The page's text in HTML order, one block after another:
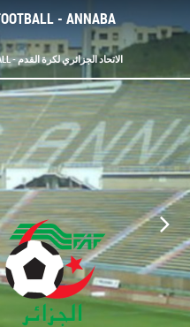
- ANNABA
FÉDÉRATION ALGÉRIENNE DE FOOTBALL - الاتحاد الجزائري لكرة القدم